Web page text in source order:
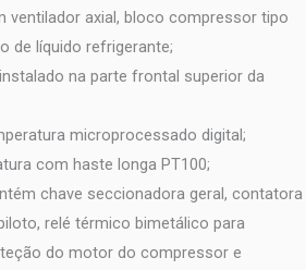
ventilador axial, bloco compressor tipo
de líquido refrigerante;
na parte frontal superior da
microprocessado digital;
com haste longa PT100;
chave seccionadora geral, contatora
relé térmico bimetálico para
do motor do compressor e